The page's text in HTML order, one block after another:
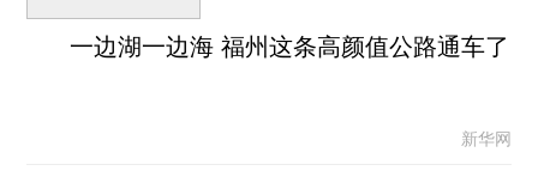
一边湖一边海 福州这条高颜值公路通车了
新华网